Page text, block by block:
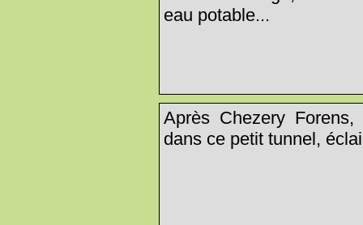
eau potable...
Après Chezery
dans ce petit tunnel,